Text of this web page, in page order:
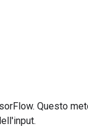
Questo